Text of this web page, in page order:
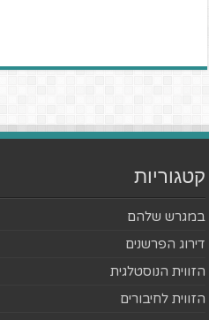
קטגוריות
במגרש שלהם
דירוג הפרשנים
הזווית הנוסטלגית
הזווית לחיבורים